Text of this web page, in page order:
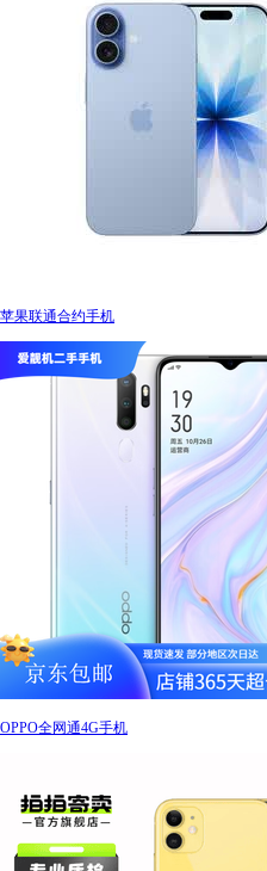
苹果联通合约手机
OPPO全网通4G手机